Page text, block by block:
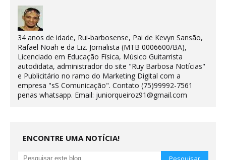
34 anos de idade, Rui-barbosense, Pai de Kevyn Sansão,
Rafael Noah e da Liz. Jornalista (MTB 0006600/BA),
Licenciado em Educação Física, Músico Guitarrista
autodidata, administrador do site "Ruy Barbosa Notícias"
e Publicitário no ramo do Marketing Digital com a
empresa "sS Comunicação". Contato (75)99992-7561
penas whatsapp. Email: juniorqueiroz91@gmail.com
ENCONTRE UMA NOTÍCIA!